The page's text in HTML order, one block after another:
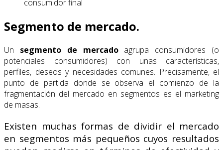
consumidor final
Segmento de mercado.
Un segmento de mercadoagrupa consumidores (o
potenciales consumidores) con unas características,
perfiles, deseos y necesidades comunes. Precisamente, el
punto de partida donde se observa el comienzo de la
fragmentación del mercado en segmentos es el marketing
de masas.
Existen muchas formas de dividir el mercado
en segmentos más pequeños cuyos resultados